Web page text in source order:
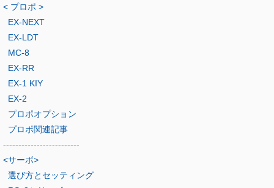
< プロポ >
EX-NEXT
EX-LDT
MC-8
EX-RR
EX-1 KIY
EX-2
プロポオプション
プロポ関連記事
-------------------------
<サーボ>
選び方とセッティング